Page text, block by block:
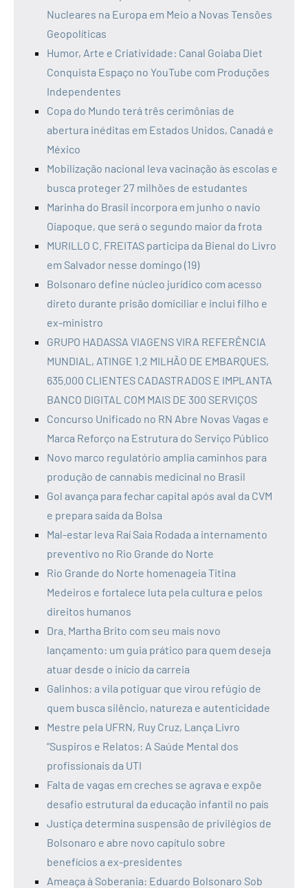
Nucleares na Europa em Meio a Novas Tensões
Geopolíticas
Humor, Arte e Criatividade: Canal Goiaba Diet
Conquista Espaço no YouTube com Produções
Independentes
Copa do Mundo terá três cerimônias de
abertura inéditas em Estados Unidos, Canadá e
México
Mobilização nacional leva vacinação às escolas e
busca proteger 27 milhões de estudantes
Marinha do Brasil incorpora em junho o navio
Oiapoque, que será o segundo maior da frota
MURILLO C. FREITAS participa da Bienal do Livro
em Salvador nesse domingo (19)
Bolsonaro define núcleo jurídico com acesso
direto durante prisão domiciliar e inclui filho e
ex-ministro
GRUPO HADASSA VIAGENS VIRA REFERÊNCIA
MUNDIAL, ATINGE 1.2 MILHÃO DE EMBARQUES,
635.000 CLIENTES CADASTRADOS E IMPLANTA
BANCO DIGITAL COM MAIS DE 300 SERVIÇOS
Concurso Unificado no RN Abre Novas Vagas e
Marca Reforço na Estrutura do Serviço Público
Novo marco regulatório amplia caminhos para
produção de cannabis medicinal no Brasil
Gol avança para fechar capital após aval da CVM
e prepara saída da Bolsa
Mal-estar leva Raí Saia Rodada a internamento
preventivo no Rio Grande do Norte
Rio Grande do Norte homenageia Titina
Medeiros e fortalece luta pela cultura e pelos
direitos humanos
Dra. Martha Brito com seu mais novo
lançamento: um guia prático para quem deseja
atuar desde o início da carreia
Galinhos: a vila potiguar que virou refúgio de
quem busca silêncio, natureza e autenticidade
Mestre pela UFRN, Ruy Cruz, Lança Livro
“Suspiros e Relatos: A Saúde Mental dos
profissionais da UTI
Falta de vagas em creches se agrava e expõe
desafio estrutural da educação infantil no país
Justiça determina suspensão de privilégios de
Bolsonaro e abre novo capítulo sobre
benefícios a ex-presidentes
Ameaça à Soberania: Eduardo Bolsonaro Sob